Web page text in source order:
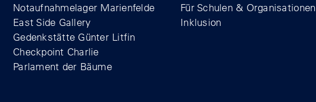
Notaufnahmelager Marienfelde
East Side Gallery
Gedenkstätte Günter Litfin
Checkpoint Charlie
Parlament der Bäume
Für Schulen & Organisationen
Inklusion